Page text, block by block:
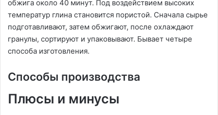
обжига около 40 минут. Под воздействием высоких
температур глина становится пористой. Сначала сырье
подготавливают, затем обжигают, после охлаждают
гранулы, сортируют и упаковывают. Бывает четыре
способа изготовления.
Способы производства
Плюсы и минусы